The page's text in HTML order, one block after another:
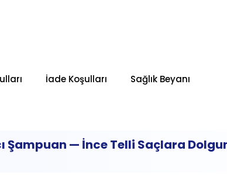
İade Koşulları Sağlık Beyanı
Şampuan — İnce Telli Saçlara